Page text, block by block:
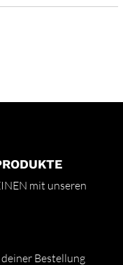
mit unseren
Bestellung